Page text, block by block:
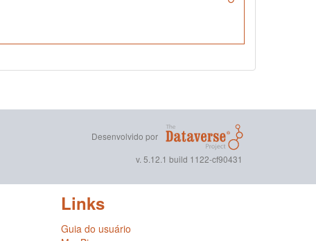
Desenvolvido por
v. 5.12.1 build 1122-cf90431
Links
Guia do usuário